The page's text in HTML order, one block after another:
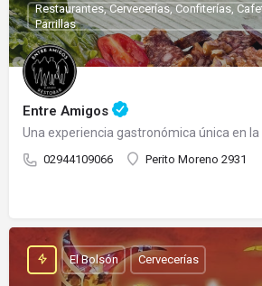
Entre Amigos
02944109066 Perito Moreno 2931
Restaurantes, Cervecerías, Confiterías,
Parrillas
El Bolsón Cervecerías